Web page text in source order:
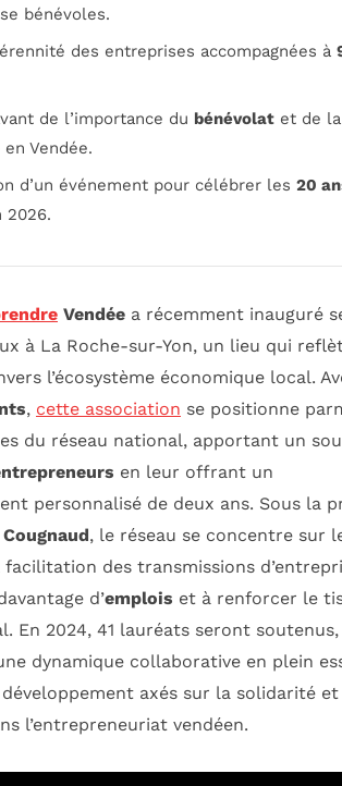
bénévoles.
des entreprises accompagnées à
de l’importance du bénévolat et de la
en Vendée.
d’un événement pour célébrer les 20
2026.
Vendée a récemment inauguré
à La Roche-sur-Yon, un lieu qui
l’écosystème économique local.
, cette association se positionne
du réseau national, apportant un
en leur offrant un
personnalisé de deux ans. Sous la
, le réseau se concentre sur
des transmissions
d’emplois et à renforcer le
En 2024, 41 lauréats seront soutenus,
dynamique collaborative en plein
axés sur la solidarité et
l’entrepreneuriat vendéen.